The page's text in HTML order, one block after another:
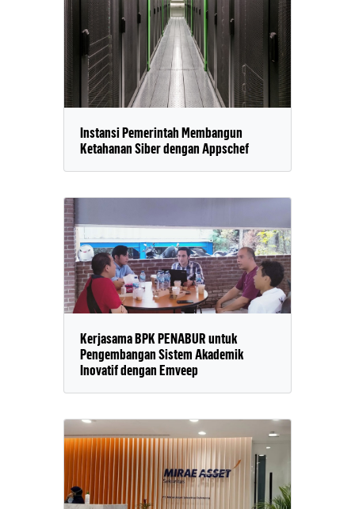
Instansi Pemerintah Membangun
Ketahanan Siber dengan Appschef
Kerjasama BPK PENABUR untuk
Pengembangan Sistem Akademik
Inovatif dengan Emveep